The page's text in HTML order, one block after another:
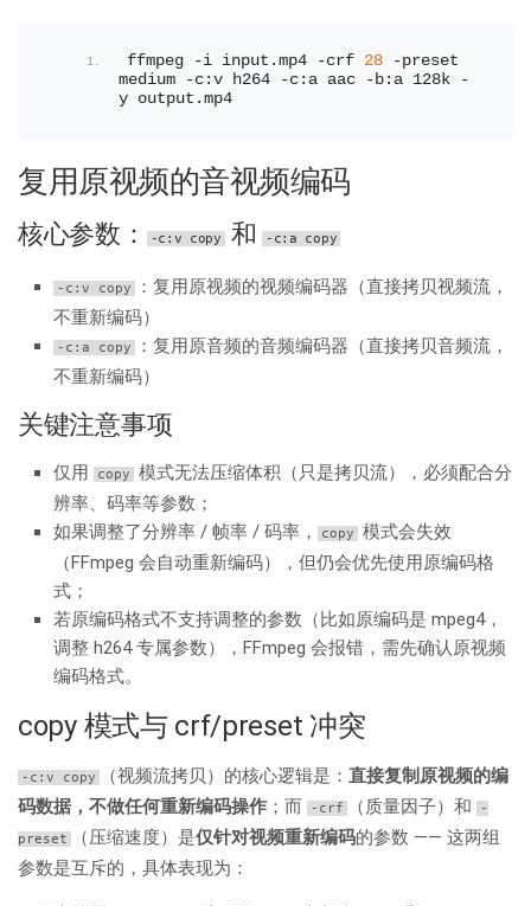
ffmpeg -i input. mp4 -crf 28 -preset
medium -c:v h264 -c:a aac -b:a 128k -
y output. mp4
复用原视频的音视频编码
核心参数： -c:v copy 和 -c:a copy
-c:v copy
：复用原视频的视频编码器（直接拷贝视频流，
不重新编码）
-c:a copy
：复用原音频的音频编码器（直接拷贝音频流，
不重新编码）
关键注意事项
仅用 copy
模式无法压缩体积（只是拷贝流），必须配合分
辨率、码率等参数；
如果调整了分辨率 / 帧率 / 码率，
copy
模式会失效
（FFmpeg 会自动重新编码），但仍会优先使用原编码格
式；
若原编码格式不支持调整的参数（比如原编码是 mpeg4，
调整 h264 专属参数），FFmpeg 会报错，需先确认原视频
编码格式。
copy 模式与 crf/preset 冲突
-c:v copy （视频流拷贝）的核心逻辑是： 直接复制原视频的编
码数据，不做任何重新编码操作 ；而 -crf （质量因子）和
-
preset
（压缩速度）是仅针对视频重新编码的参数 —— 这两组
参数是互斥的，具体表现为：